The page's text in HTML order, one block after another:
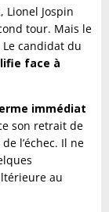
Lionel Jospin
tour. Mais le
candidat du
face à
immédiat
son retrait de
l’échec. Il ne
au